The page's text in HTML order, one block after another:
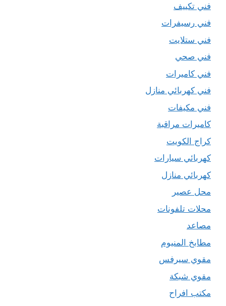
فني تكييف
فني رسيفرات
فني ستلايت
فني صحي
فني كاميرات
فني كهربائي منازل
فني مكيفات
كاميرات مراقبة
كراج الكويت
كهربائي سيارات
كهربائي منازل
محل عصير
محلات تلفونات
مصاعد
مطابخ المنيوم
مقوي سيرفس
مقوي شبكة
مكتب افراح